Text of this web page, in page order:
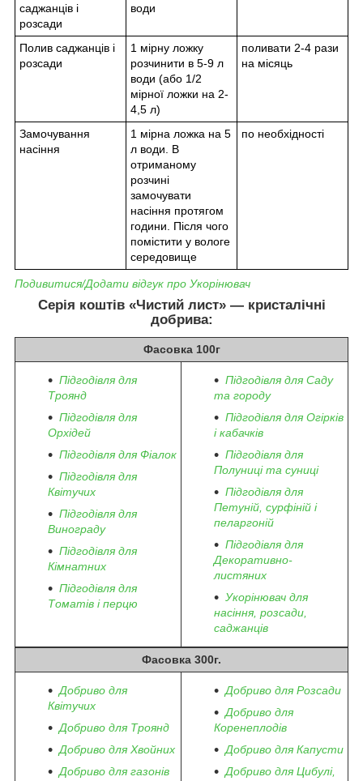
саджанців і
розсади
води
Полив саджанців і
розсади
1 мірну ложку
розчинити в 5-9 л
води (або 1/2
мірної ложки на 2-
4,5 л)
поливати 2-4 рази
на місяць
Замочування
насіння
1 мірна ложка на 5
л води. В
отриманому
розчині
замочувати
насіння протягом
години. Після чого
помістити у вологе
середовище
по необхідності
Подивитися/Додати відгук про Укорінювач
Серія коштів «Чистий лист» — кристалічні
добрива:
Фасовка 100г
Підгодівля для
Троянд
Підгодівля для
Орхідей
Підгодівля для Фіалок
Підгодівля для
Квітучих
Підгодівля для
Винограду
Підгодівля для
Кімнатних
Підгодівля для
Томатів і перцю
Підгодівля для Саду
та городу
Підгодівля для Огірків
і кабачків
Підгодівля для
Полуниці та суниці
Підгодівля для
Петуній, сурфіній і
пеларгоній
Підгодівля для
Декоративно-
листяних
Укорінювач для
насіння, розсади,
саджанців
Фасовка 300г.
Добриво для
Квітучих
Добриво для Троянд
Добриво для Хвойних
Добриво для газонів
Добриво для Розсади
Добриво для
Коренеплодів
Добриво для Капусти
Добриво для Цибулі,